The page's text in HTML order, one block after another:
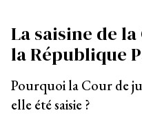
La saisine de
la République
Pourquoi la Cour de
elle été saisie ?